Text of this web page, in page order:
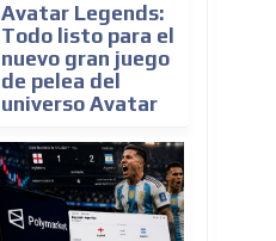
Avatar Legends:
Todo listo para el
nuevo gran juego
de pelea del
universo Avatar